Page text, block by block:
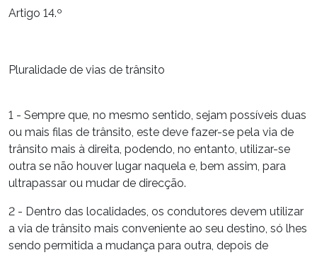
Artigo 14.º
Pluralidade de vias de trânsito
1 - Sempre que, no mesmo sentido, sejam possíveis duas
ou mais filas de trânsito, este deve fazer-se pela via de
trânsito mais à direita, podendo, no entanto, utilizar-se
outra se não houver lugar naquela e, bem assim, para
ultrapassar ou mudar de direcção.
2 - Dentro das localidades, os condutores devem utilizar
a via de trânsito mais conveniente ao seu destino, só lhes
sendo permitida a mudança para outra, depois de